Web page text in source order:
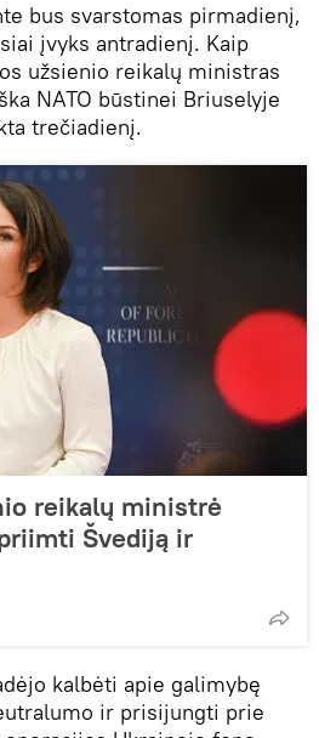
bus svarstomas pirmadienį,
įvyks antradienį. Kaip
užsienio reikalų ministras
NATO būstinei Briuselyje
trečiadienį.
reikalų ministrė
Švediją ir
kalbėti apie galimybę
ir prisijungti prie